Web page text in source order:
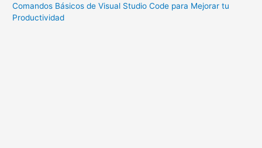
Comandos Básicos de Visual Studio Code para Mejorar tu
Productividad